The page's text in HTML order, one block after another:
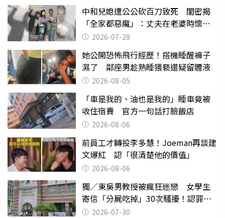
中和兒媳遭公公砍百刀致死 閨密揭
「全家都惡魔」：丈夫在老婆時懷孕
摔東西
2026-07-28
她公開恐怖飛行經歷！搭機睡醒褲子
濕了 鄰座男趁熟睡猥褻還疑留體液
2026-08-05
「車是我的、油也是我的」睡車竟被
收住宿費 官方一句話打臉飯店
2026-08-06
前員工才轉投李多慧！Joeman再談建
文爆紅 認「很清楚他的價值」
2026-08-06
獨／東吳男教授被瘋狂迷戀 女學生
寄信「分屍吃掉」30次騷擾！認罪免
關 2026-07-30